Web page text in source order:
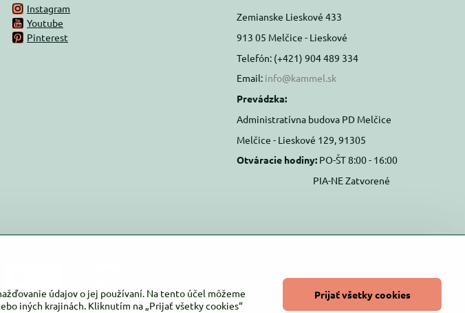
Instagram
Youtube
Pinterest
Zemianske Lieskové 433
913 05 Melčice - Lieskové
Telefón: (+421) 904 489 334
Email: info@kammel.sk
Prevádzka:
Administratívna budova PD Melčice
Melčice - Lieskové 129, 91305
Otváracie hodiny: PO-ŠT 8:00 - 16:00
PIA-NE Zatvorené
údajov o jej používaní. Na tento účel môžeme
iných krajinách. Kliknutím na „Prijať všetky cookies“
Prijať všetky cookies